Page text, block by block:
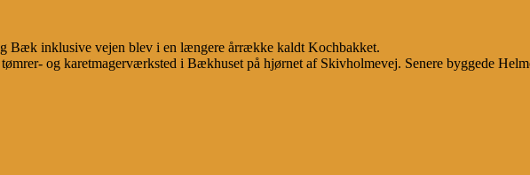
Bæk inklusive vejen blev i en længere årrække kaldt Kochbakket.
og karetmagerværksted i Bækhuset på hjørnet af Skivholmevej. Senere byggede